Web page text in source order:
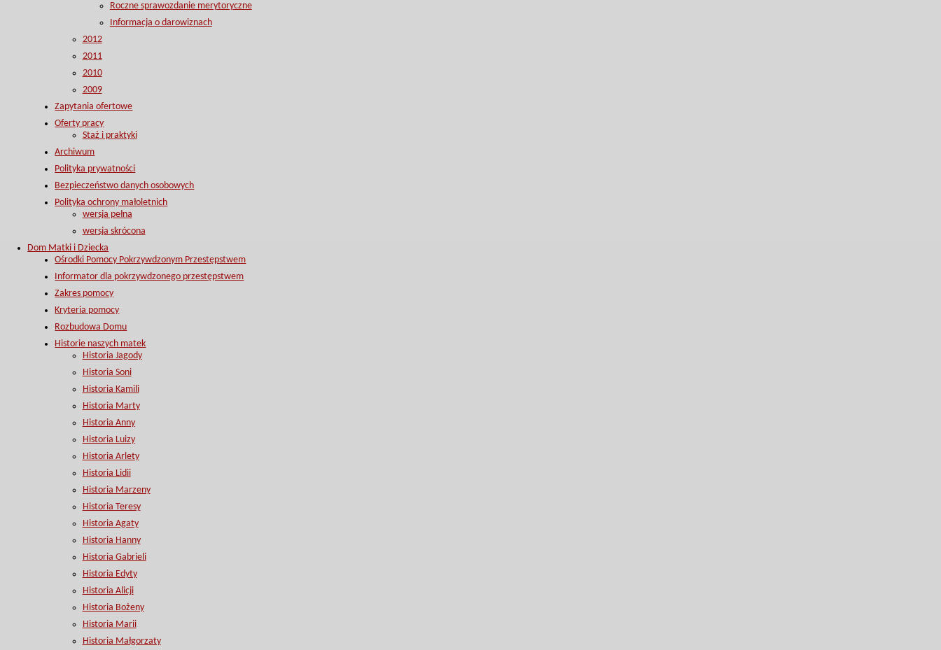
Roczne sprawozdanie merytoryczne
Informacja o darowiznach
2012
2011
2010
2009
Zapytania ofertowe
Oferty pracy
Staż i praktyki
Archiwum
Polityka prywatności
Bezpieczeństwo danych osobowych
Polityka ochrony małoletnich
wersja pełna
wersja skrócona
Dom Matki i Dziecka
Ośrodki Pomocy Pokrzywdzonym Przestępstwem
Informator dla pokrzywdzonego przestępstwem
Zakres pomocy
Kryteria pomocy
Rozbudowa Domu
Historie naszych matek
Historia Jagody
Historia Soni
Historia Kamili
Historia Marty
Historia Anny
Historia Luizy
Historia Arlety
Historia Lidii
Historia Marzeny
Historia Teresy
Historia Agaty
Historia Hanny
Historia Gabrieli
Historia Edyty
Historia Alicji
Historia Bożeny
Historia Marii
Historia Małgorzaty